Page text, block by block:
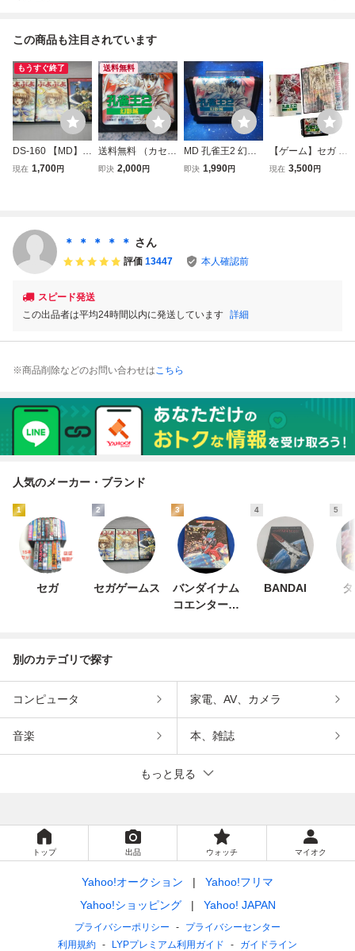
この商品も注目されています
もうすぐ終了
DS-160 【MD】メ
ガドライブ ソフト
現在 1,700円
送料無料
送料無料 （カセッ
トのみ）孔雀王2
マニア レア
即決 2,000円
MD 孔雀王2 幻影
城 メガドライブ
即決 1,990円
【ゲーム】セガ メ
ガドライブ 孔雀王
現在 3,500円
＊ ＊ ＊ ＊ ＊ さん
評価 13447 本人確認前
スピード発送
この出品者は平均24時間以内に発送しています 詳細
※商品削除などのお問い合わせはこちら
人気のメーカー・ブランド
1
セガ
2
セガゲームス
3
バンダイナム
コエンターテ
4
BANDAI
5
別のカテゴリで探す
コンピュータ 家電、AV、カメラ
音楽 本、雑誌
もっと見る
トップ 出品 ウォッチ マイオク
Yahoo!オークション
Yahoo!フリマ
Yahoo!ショッピング
Yahoo! JAPAN
プライバシーポリシー
プライバシーセンター
利用規約
LYPプレミアム利用ガイド ガイドライン